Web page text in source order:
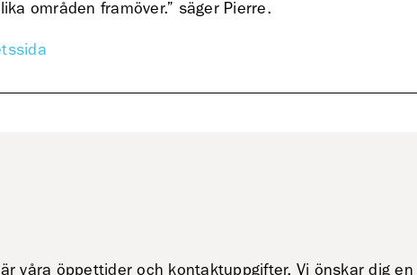
områden framöver.” säger Pierre.
våra öppettider och kontaktuppgifter. Vi önskar dig